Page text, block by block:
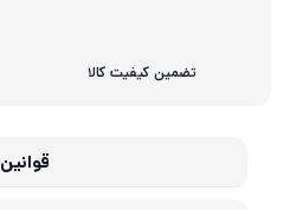
تضمین کیفیت کالا
قوانین